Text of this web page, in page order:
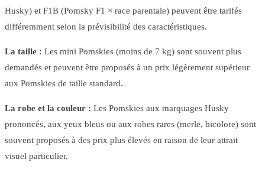
Husky) et F1B (Pomsky F1 × race parentale) peuvent être tarifés
différemment selon la prévisibilité des caractéristiques.
La taille : Les mini Pomskies (moins de 7 kg) sont souvent plus
demandés et peuvent être proposés à un prix légèrement supérieur
aux Pomskies de taille standard.
La robe et la couleur : Les Pomskies aux marquages Husky
prononcés, aux yeux bleus ou aux robes rares (merle, bicolore) sont
souvent proposés à des prix plus élevés en raison de leur attrait
visuel particulier.